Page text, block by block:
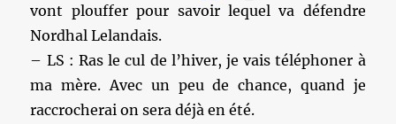
vont plouffer pour savoir lequel va défendre
Nordhal Lelandais.
– LS : Ras le cul de l’hiver, je vais téléphoner à
ma mère. Avec un peu de chance, quand je
raccrocherai on sera déjà en été.